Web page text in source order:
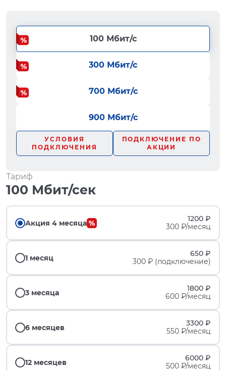
100 Мбит/с
300 Мбит/с
700 Мбит/с
900 Мбит/с
УСЛОВИЯ
ПОДКЛЮЧЕНИЯ
ПОДКЛЮЧЕНИЕ ПО
АКЦИИ
Тариф
100 Мбит/сек
Акция 4 месяца
1200 ₽
300 ₽/месяц
1 месяц
650 ₽
300 ₽ (подключение)
3 месяца
1800 ₽
600 ₽/месяц
6 месяцев
3300 ₽
550 ₽/месяц
12 месяцев
6000 ₽
500 ₽/месяц